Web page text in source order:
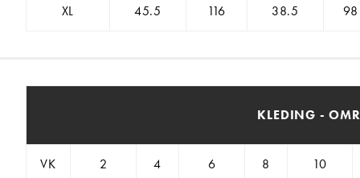
XL 45.5 116 38.5 98
KLEDING -
VK 2 4 6 8 10